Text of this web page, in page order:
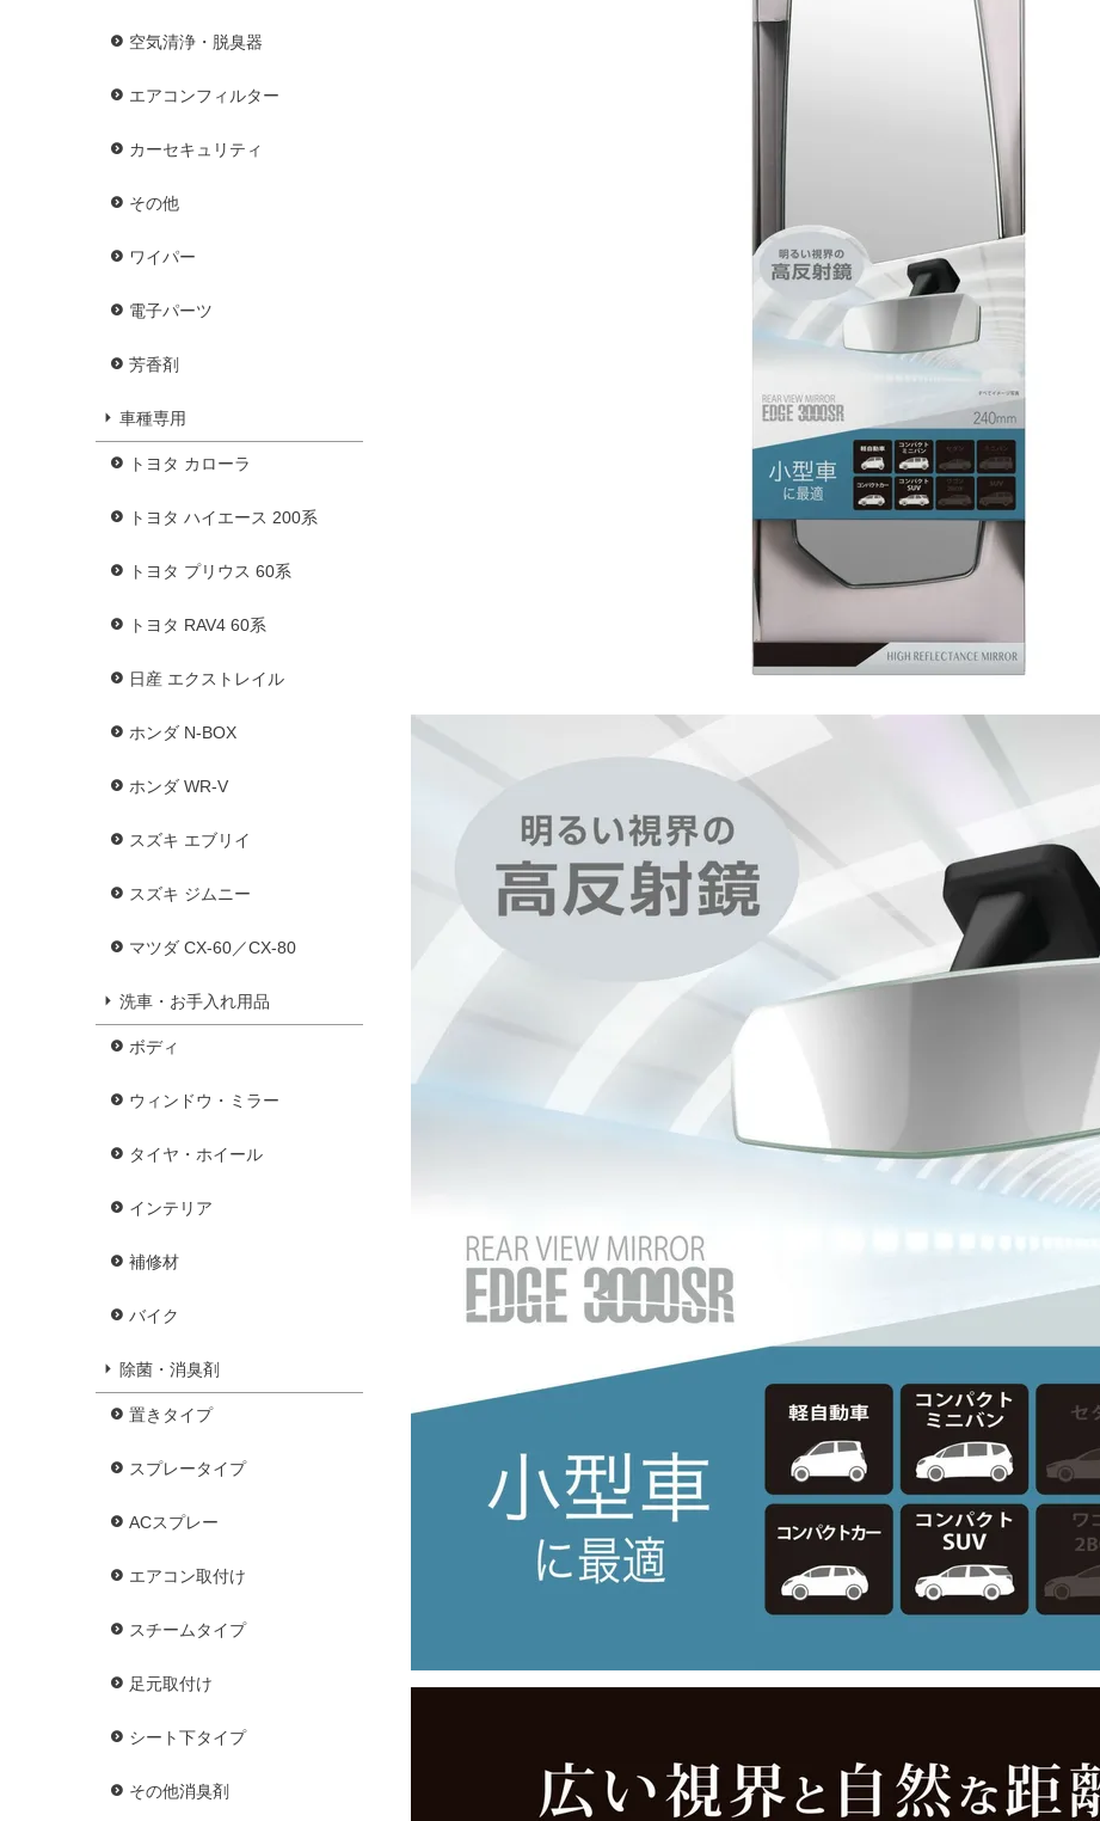
空気清浄・脱臭器
エアコンフィルター
カーセキュリティ
その他
ワイパー
電子パーツ
芳香剤
車種専用
トヨタ カローラ
トヨタ ハイエース 200系
トヨタ プリウス 60系
トヨタ RAV4 60系
日産 エクストレイル
ホンダ N-BOX
ホンダ WR-V
スズキ エブリイ
スズキ ジムニー
マツダ CX-60／CX-80
洗車・お手入れ用品
ボディ
ウィンドウ・ミラー
タイヤ・ホイール
インテリア
補修材
バイク
除菌・消臭剤
置きタイプ
スプレータイプ
ACスプレー
エアコン取付け
スチームタイプ
足元取付け
シート下タイプ
その他消臭剤